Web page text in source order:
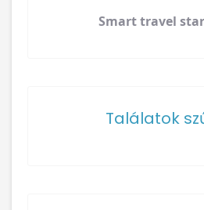
Smart travel
Találatok